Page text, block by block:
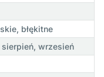
błękitne
wrzesień